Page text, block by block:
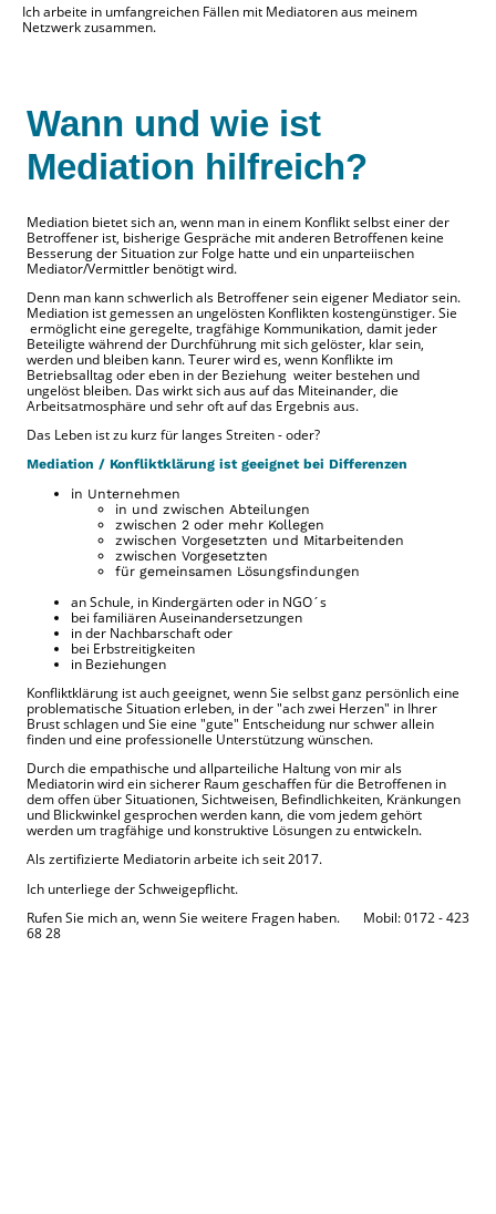
Ich arbeite in umfangreichen Fällen mit Mediatoren aus meinem
Netzwerk zusammen.
Wann und wie ist
Mediation hilfreich?
Mediation bietet sich an, wenn man in einem Konflikt selbst einer der
Betroffener ist, bisherige Gespräche mit anderen Betroffenen keine
Besserung der Situation zur Folge hatte und ein unparteiischen
Mediator/Vermittler benötigt wird.
Denn man kann schwerlich als Betroffener sein eigener Mediator sein.
Mediation ist gemessen an ungelösten Konflikten kostengünstiger. Sie
ermöglicht eine geregelte, tragfähige Kommunikation, damit jeder
Beteiligte während der Durchführung mit sich gelöster, klar sein,
werden und bleiben kann. Teurer wird es, wenn Konflikte im
Betriebsalltag oder eben in der Beziehung weiter bestehen und
ungelöst bleiben. Das wirkt sich aus auf das Miteinander, die
Arbeitsatmosphäre und sehr oft auf das Ergebnis aus.
Das Leben ist zu kurz für langes Streiten - oder?
Mediation / Konfliktklärung ist geeignet bei Differenzen
in Unternehmen
in und zwischen Abteilungen
zwischen 2 oder mehr Kollegen
zwischen Vorgesetzten und Mitarbeitenden
zwischen Vorgesetzten
für gemeinsamen Lösungsfindungen
an Schule, in Kindergärten oder in NGO´s
bei familiären Auseinandersetzungen
in der Nachbarschaft oder
bei Erbstreitigkeiten
in Beziehungen
Konfliktklärung ist auch geeignet, wenn Sie selbst ganz persönlich eine
problematische Situation erleben, in der "ach zwei Herzen" in Ihrer
Brust schlagen und Sie eine "gute" Entscheidung nur schwer allein
finden und eine professionelle Unterstützung wünschen.
Durchdie empathische und allparteiliche Haltung von mir als
Mediatorin wird ein sicherer Raum geschaffen für die Betroffenen in
dem offen über Situationen, Sichtweisen, Befindlichkeiten, Kränkungen
und Blickwinkel gesprochen werden kann, die vom jedem gehört
werden um tragfähige und konstruktive Lösungen zu entwickeln.
Als zertifizierte Mediatorin arbeite ich seit 2017.
Ich unterliege der Schweigepflicht.
Rufen Sie mich an, wenn Sie weitere Fragen haben. Mobil: 0172 - 423
68 28